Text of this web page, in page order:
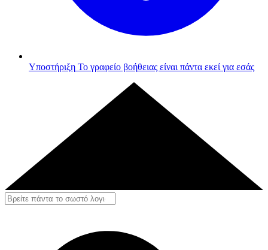
Υποστήριξη Το γραφείο βοήθειας είναι πάντα εκεί για εσάς